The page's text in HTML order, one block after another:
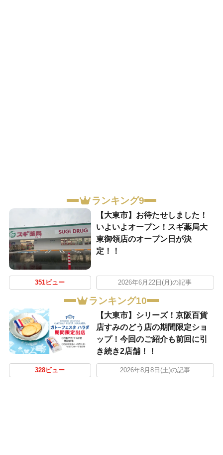
ランキング9
【大東市】お待たせしました！
いよいよオープン！スギ薬局大
東御領店のオープン日が決
定！！
351ビュー 2026年6月22日(月)の記事
ランキング10
【大東市】シリーズ！京阪百貨
店すみのどう店の期間限定ショ
ップ！今回のご紹介も前回に引
き続き2店舗！！
328ビュー 2026年8月8日(土)の記事